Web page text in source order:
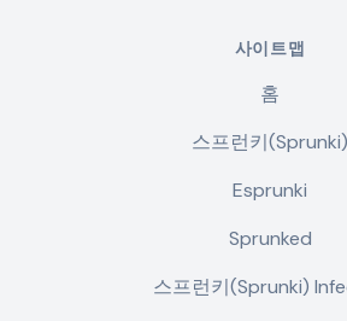
사이트맵
홈
스프런키(Sprunki)
Esprunki
Sprunked
스프런키(Sprunki)